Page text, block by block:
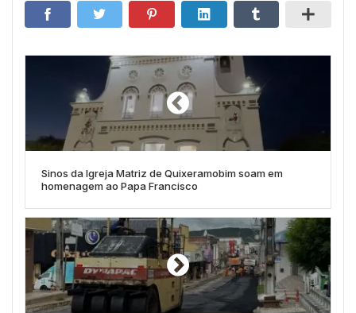
Sinos da Igreja Matriz de Quixeramobim soam em
homenagem ao Papa Francisco